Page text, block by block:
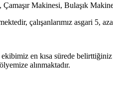
Makinesi, Bulaşık
çalışanlarımız asgari 5,
en kısa sürede
alınmaktadır.